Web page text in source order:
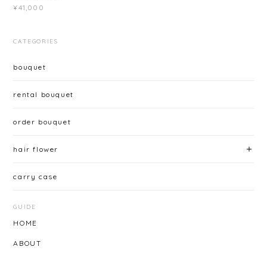
¥41,000
CATEGORIES
bouquet
rental bouquet
order bouquet
hair flower
carry case
GUIDE
HOME
ABOUT